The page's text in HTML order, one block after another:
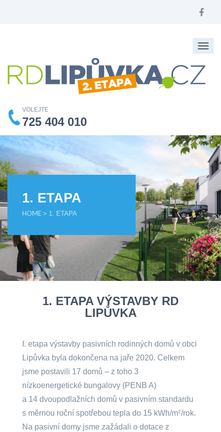
VOLEJTE
725 404 010
1. ETAPA
HOME > 1. ETAPA
1. ETAPA VÝSTAVBY RD
LIPŮVKA
I. etapa výstavby pasivních rodinných domů v obci
Lipůvka byla dokončena na jaře 2020. Celkem
jsme postavili 17 domů – z toho 3
nízkoenergetické bungalovy (PENB A)
a 14 dvoupodlažních domů v pasivním standardu
s měrnou roční spotřebou tepla do 15 kWh/m2/rok.
Na pasivní domy jsme zažádali o dotace z